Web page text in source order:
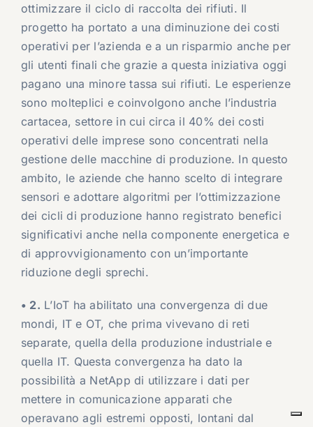
ottimizzare il ciclo di raccolta dei rifiuti. Il
progetto ha portato a una diminuzione dei costi
operativi per l’azienda e a un risparmio anche per
gli utenti finali che grazie a questa iniziativa oggi
pagano una minore tassa sui rifiuti. Le esperienze
sono molteplici e coinvolgono anche l’industria
cartacea, settore in cui circa il 40% dei costi
operativi delle imprese sono concentrati nella
gestione delle macchine di produzione. In questo
ambito, le aziende che hanno scelto di integrare
sensori e adottare algoritmi per l’ottimizzazione
dei cicli di produzione hanno registrato benefici
significativi anche nella componente energetica e
di approvvigionamento con un’importante
riduzione degli sprechi.
• 2. L’IoT ha abilitato una convergenza di due
mondi, IT e OT, che prima vivevano di reti
separate, quella della produzione industriale e
quella IT. Questa convergenza ha dato la
possibilità a NetApp di utilizzare i dati per
mettere in comunicazione apparati che
operavano agli estremi opposti, lontani dal